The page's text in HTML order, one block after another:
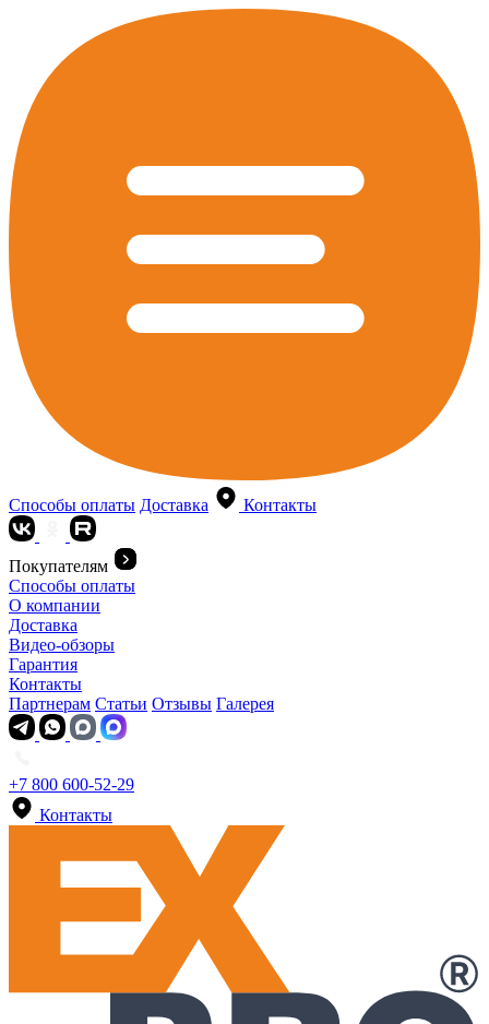
Способы оплаты Доставка Контакты
Покупателям
Способы оплаты
О компании
Доставка
Видео-обзоры
Гарантия
Контакты
Партнерам Статьи Отзывы Галерея
+7 800 600-52-29
Контакты